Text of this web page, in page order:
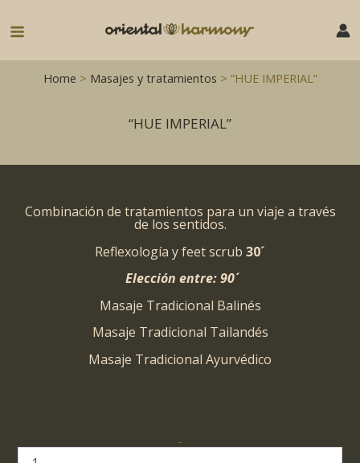
Main
MenuHome > Masajes y tratamientos > “HUE IMPERIAL”
“HUE IMPERIAL”
Combinación de tratamientos para un viaje a través
de los sentidos.
Reflexología y feet scrub 30´
Elección entre: 90´
Masaje Tradicional Balinés
Masaje Tradicional Tailandés
Masaje Tradicional Ayurvédico
-